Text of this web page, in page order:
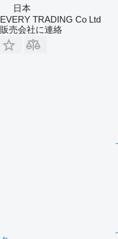
日本
EVERY TRADING Co Ltd
販売会社に連絡